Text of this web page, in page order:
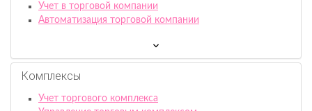
Учет в торговой компании
Автоматизация торговой компании
Комплексы
Учет торгового комплекса